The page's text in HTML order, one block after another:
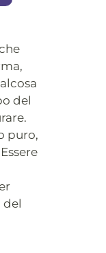
del
puro,
del